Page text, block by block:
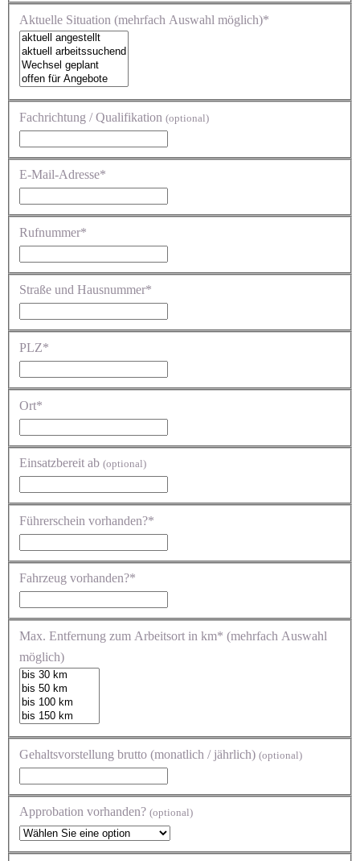
Aktuelle Situation (mehrfach Auswahl möglich)*
Fachrichtung / Qualifikation (optional)
E-Mail-Adresse*
Rufnummer*
Straße und Hausnummer*
PLZ*
Ort*
Einsatzbereit ab (optional)
Führerschein vorhanden?*
Fahrzeug vorhanden?*
Max. Entfernung zum Arbeitsort in km* (mehrfach Auswahl
möglich)
Gehaltsvorstellung brutto (monatlich / jährlich) (optional)
Approbation vorhanden? (optional)